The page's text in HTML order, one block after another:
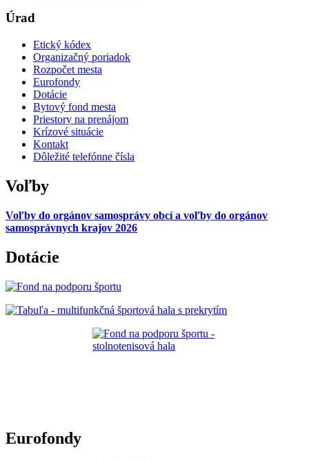
Úrad
Etický kódex
Organizačný poriadok
Rozpočet mesta
Eurofondy
Dotácie
Bytový fond mesta
Priestory na prenájom
Krízové situácie
Kontakt
Dôležité telefónne čísla
Voľby
Voľby do orgánov samosprávy obcí a voľby do orgánov
samosprávnych krajov 2026
Dotácie
Eurofondy